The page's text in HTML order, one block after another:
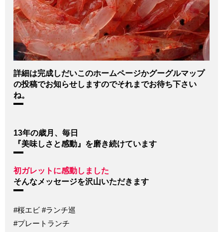
詳細は完成しだいこのホームページかグーグルマップ
の投稿でお知らせしますのでそれまでお待ち下さい
ね。
13年の歳月、毎日
『美味しさと感動』を磨き続けています
初ガレットに感動しました
そんなメッセージを沢山いただきます
#桜エビ #ランチ巡
#プレートランチ